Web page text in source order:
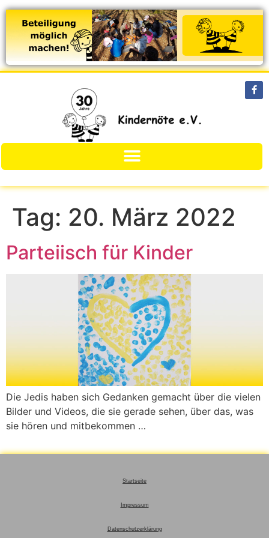
Tag: 20. März 2022
Parteiisch für Kinder
Die Jedis haben sich Gedanken gemacht über die vielen
Bilder und Videos, die sie gerade sehen, über das, was
sie hören und mitbekommen …
Startseite
Impressum
Datenschutzerklärung